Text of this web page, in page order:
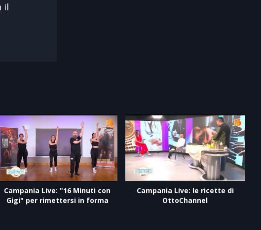
il
Campania Live: "16 Minuti con
Gigi" per rimettersi in forma
Campania Live: le ricette di
OttoChannel